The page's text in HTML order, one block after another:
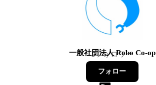
一般社団法人 Robo Co-op
5フォロワー
フォロー